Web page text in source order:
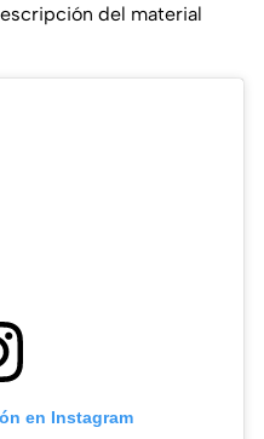
del material
en Instagram